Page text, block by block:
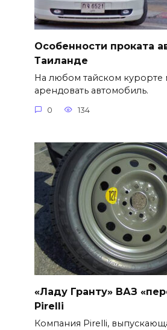
Особенности проката
Таиланде
На любом тайском
арендовать автомобиль.
0 134
«Ладу Гранту» ВАЗ
Pirelli
Компания Pirelli,